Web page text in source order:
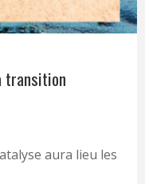
transition
aura lieu les